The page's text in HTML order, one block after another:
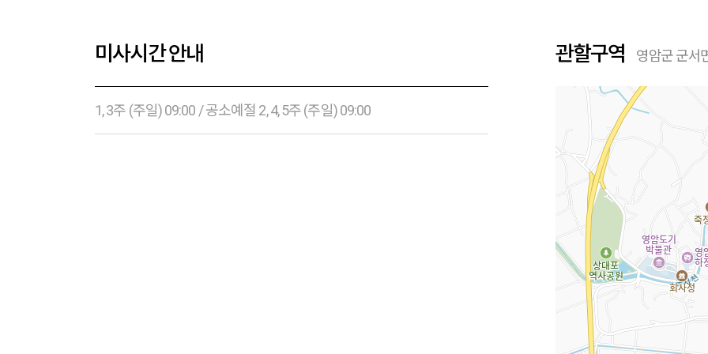
미사시간 안내
1, 3주 (주일) 09:00 / 공소예절 2, 4, 5주 (주일) 09:00
관할구역 영암군 군서